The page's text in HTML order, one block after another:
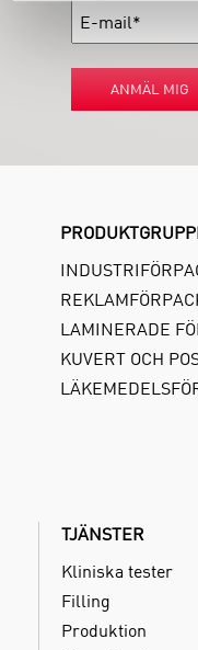
ANMÄL MIG
LAMINERADE
KUVERT OCH
TJÄNSTER
Kliniska tester
Filling
Produktion